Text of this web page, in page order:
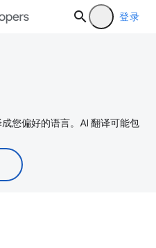
登录
您偏好的语言。AI 翻译可能包